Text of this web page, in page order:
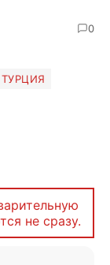
0
ТУРЦИЯ
не сразу.